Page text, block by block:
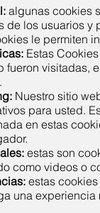
algunas cookies
de los usuarios y
le permiten
Estas
fueron visitadas,
Nuestro sitio
para usted.
en estas
estas son
como videos o
estas
una experiencia